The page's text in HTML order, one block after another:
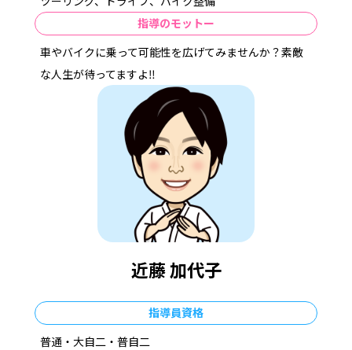
インターネット学科効果測定
お友達ご紹介制度
各種講習・研修
資料請求・お問い合わせ
資料請求・お問い合わせ
指導のモットー
車やバイクに乗って可能性を広げてみませんか？素敵
な人生が待ってますよ‼
近藤 加代子
指導員資格
普通・大自二・普自二